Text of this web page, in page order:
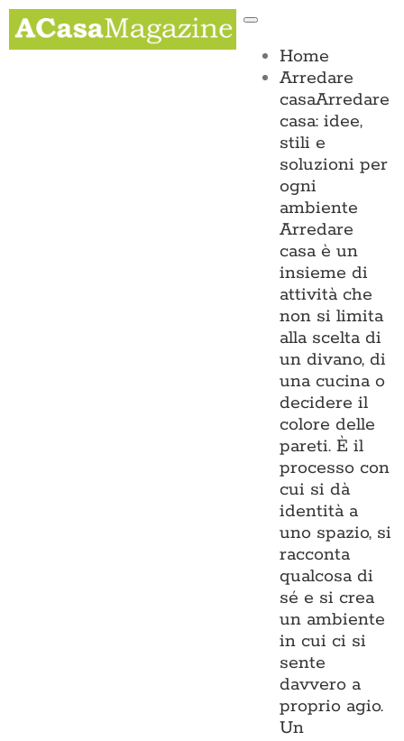
Salta
contenuto
Toggle
Home
Arredare
casaArredare
casa: idee,
stili e
soluzioni per
ogni
ambiente
Arredare
casa è un
insieme di
attività che
non si limita
alla scelta di
un divano, di
una cucina o
decidere il
colore delle
pareti. È il
processo con
cui si dà
identità a
uno spazio, si
racconta
qualcosa di
sé e si crea
un ambiente
in cui ci si
sente
davvero a
proprio agio.
Un